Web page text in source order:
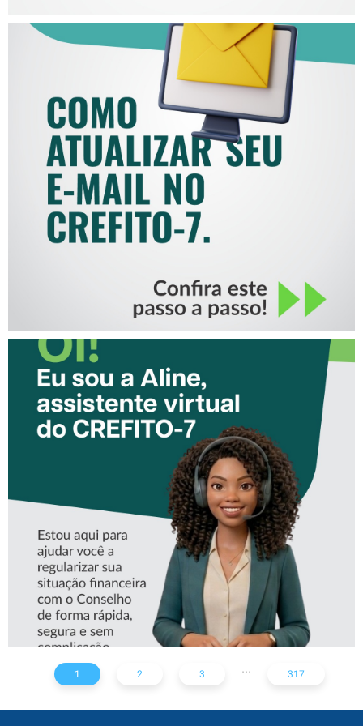
COMO ATUALIZAR SEU E-
MAIL NO CREFITO-7
CONHEÇA A ‘ALINE’,
ASSISTENTE VIRTUAL DO
CREFITO-7
1 2 3 ... 317